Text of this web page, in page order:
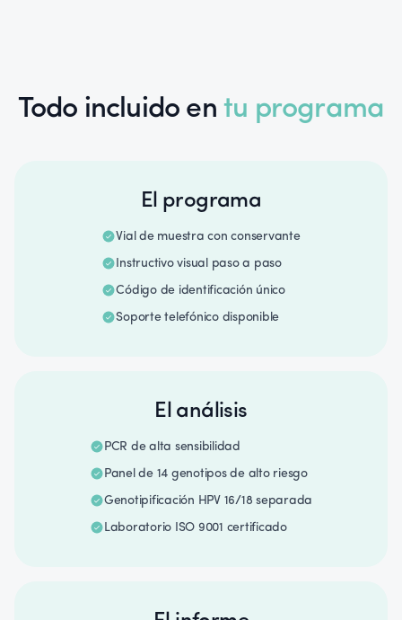
Todo incluido en tu programa
El programa
Vial de muestra con conservante
Instructivo visual paso a paso
Código de identificación único
Soporte telefónico disponible
El análisis
PCR de alta sensibilidad
Panel de 14 genotipos de alto riesgo
Genotipificación HPV 16/18 separada
Laboratorio ISO 9001 certificado